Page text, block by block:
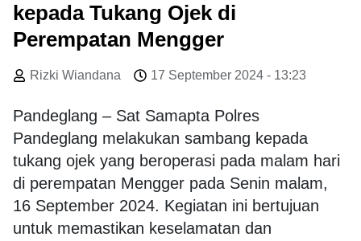
kepada Tukang Ojek di
Perempatan Mengger
Rizki Wiandana 17 September 2024 - 13:23
Pandeglang – Sat Samapta Polres
Pandeglang melakukan sambang kepada
tukang ojek yang beroperasi pada malam hari
di perempatan Mengger pada Senin malam,
16 September 2024. Kegiatan ini bertujuan
untuk memastikan keselamatan dan